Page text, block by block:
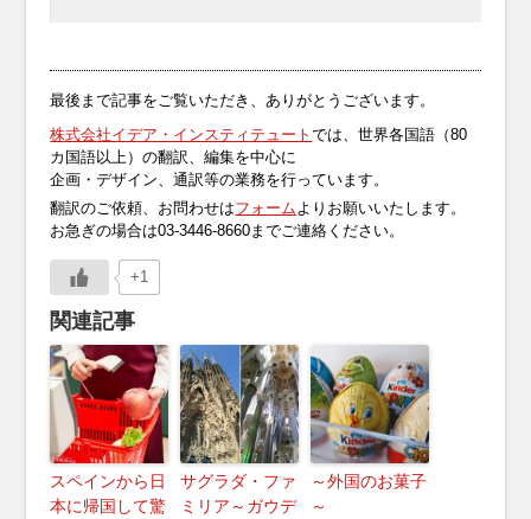
最後まで記事をご覧いただき、ありがとうございます。
株式会社イデア・インスティテュートでは、世界各国語（80
カ国語以上）の翻訳、編集を中心に
企画・デザイン、通訳等の業務を行っています。
翻訳のご依頼、お問わせはフォーム よりお願いいたします。
お急ぎの場合は03-3446-8660までご連絡ください。
+1
関連記事
スペインから日
本に帰国して驚
サグラダ・ファ
ミリア～ガウデ
～外国のお菓子
～